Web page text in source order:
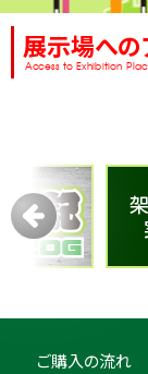
展示場への
Access to Exhibition
ご購入の流れ